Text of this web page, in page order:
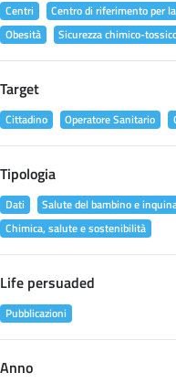
Centri Centro di riferimento per
Obesità
Sicurezza chimico-
Target
Cittadino Operatore Sanitario
Tipologia
Dati
Salute del bambino e
Chimica, salute e sostenibilità
Life persuaded
Pubblicazioni
Anno